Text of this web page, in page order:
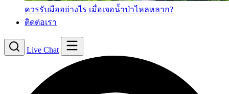
ควรรับมืออย่างไร เมื่อเจอน้ำป่าไหลหลาก?
ติดต่อเรา
Live Chat